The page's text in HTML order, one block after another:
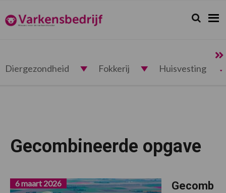
de
hoofdnavigatie
de
hoofd
de
voettekst
Varkensbedrijf.nl Zoeken...
Zoek
Diergezondheid Fokkerij Huisvesting
Gecombineerde opgave
Gecomb
6 maart 2026